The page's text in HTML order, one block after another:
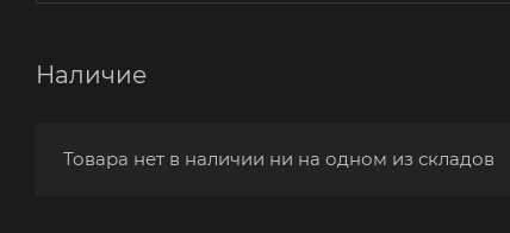
Наличие
Товара нет в наличии ни на одном из складов